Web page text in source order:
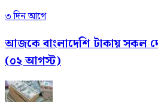
৩ দিন আগে
আজকে বাংলাদেশি টাকায় সকল
(০২ আগস্ট)